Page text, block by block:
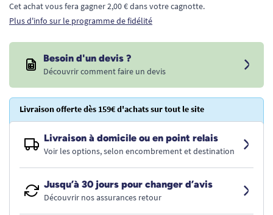
Cet achat vous fera gagner 2,00 € dans votre cagnotte.
Plus d'info sur le programme de fidélité
Besoin d'un devis ?
Découvrir comment faire un devis
Livraison offerte dès 159€ d'achats sur tout le site
Livraison à domicile ou en point relais
Voir les options, selon encombrement et destination
Jusqu’à 30 jours pour changer d’avis
Découvrir nos assurances retour